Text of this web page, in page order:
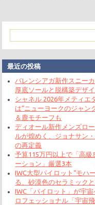
最近の投稿
バレンシアガ新作スニー
厚底ソールと脱構築デザ
シャネル 2026年メティエ
は“ニューヨークのジャン
＆鹿モチーフも
ディオール新作メンズロ
ルが煌めく、ジョナサン
の再定義
予算115万円以上で「高
ーション」厳選3本
IWC大型パイロット“モハ
る、砂漠色のセラミック
IWC「パイロット」が宇
ロフェッショナル「宇宙